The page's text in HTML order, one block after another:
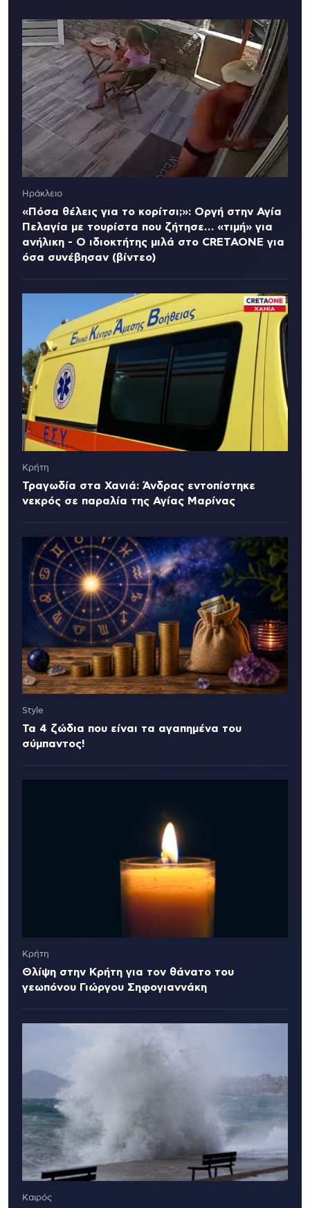
Ηράκλειο
«Πόσα θέλεις για το κορίτσι;»: Οργή στην Αγία
Πελαγία με τουρίστα που ζήτησε… «τιμή» για
ανήλικη - Ο ιδιοκτήτης μιλά στο CRETAONE για
όσα συνέβησαν (βίντεο)
Κρήτη
Τραγωδία στα Χανιά: Άνδρας εντοπίστηκε
νεκρός σε παραλία της Αγίας Μαρίνας
Style
Τα 4 ζώδια που είναι τα αγαπημένα του
σύμπαντος!
Κρήτη
Θλίψη στην Κρήτη για τον θάνατο του
γεωπόνου Γιώργου Σηφογιαννάκη
Καιρός